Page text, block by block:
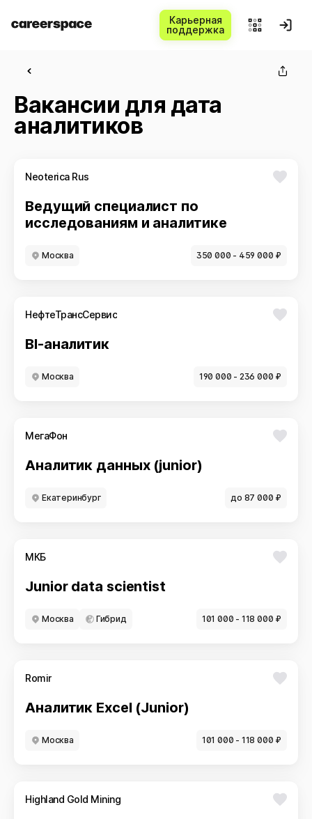
Карьерная
поддержка
Вакансии для дата
аналитиков
Neoterica Rus
Ведущий специалист по
исследованиям и аналитике
Москва 350 000 - 459 000 ₽
НефтеТрансСервис
BI-аналитик
Москва 190 000 - 236 000 ₽
МегаФон
Аналитик данных (junior)
Екатеринбург до 87 000 ₽
МКБ
Junior data scientist
Москва Гибрид 101 000 - 118 000 ₽
Romir
Аналитик Excel (Junior)
Москва 101 000 - 118 000 ₽
Highland Gold Mining